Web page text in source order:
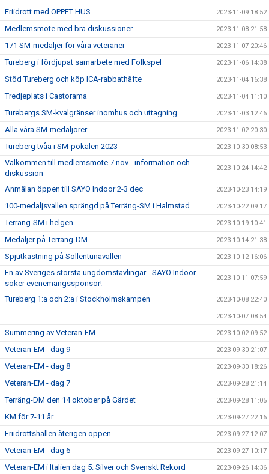
Friidrott med ÖPPET HUS 2023-11-09 18:52
Medlemsmöte med bra diskussioner 2023-11-08 21:58
171 SM-medaljer för våra veteraner 2023-11-07 20:46
Tureberg i fördjupat samarbete med Folkspel 2023-11-06 14:38
Stöd Tureberg och köp ICA-rabbathäfte 2023-11-04 16:38
Tredjeplats i Castorama 2023-11-04 11:10
Turebergs SM-kvalgränser inomhus och uttagning 2023-11-03 12:46
Alla våra SM-medaljörer 2023-11-02 20:30
Tureberg tvåa i SM-pokalen 2023 2023-10-30 08:53
Välkommen till medlemsmöte 7 nov - information och
diskussion
2023-10-24 14:42
Anmälan öppen till SAYO Indoor 2-3 dec 2023-10-23 14:19
100-medaljsvallen sprängd på Terräng-SM i Halmstad 2023-10-22 09:17
Terräng-SM i helgen 2023-10-19 10:41
Medaljer på Terräng-DM 2023-10-14 21:38
Spjutkastning på Sollentunavallen 2023-10-12 16:06
En av Sveriges största ungdomstävlingar - SAYO Indoor -
söker evenemangssponsor!
2023-10-11 07:59
Tureberg 1:a och 2:a i Stockholmskampen 2023-10-08 22:40
2023-10-07 08:54
Summering av Veteran-EM 2023-10-02 09:52
Veteran-EM - dag 9 2023-09-30 21:07
Veteran-EM - dag 8 2023-09-30 18:26
Veteran-EM - dag 7 2023-09-28 21:14
Terräng-DM den 14 oktober på Gärdet 2023-09-28 11:05
KM för 7-11 år 2023-09-27 22:16
Friidrottshallen återigen öppen 2023-09-27 12:07
Veteran-EM - dag 6 2023-09-27 10:17
Veteran-EM i Italien dag 5: Silver och Svenskt Rekord 2023-09-26 14:36